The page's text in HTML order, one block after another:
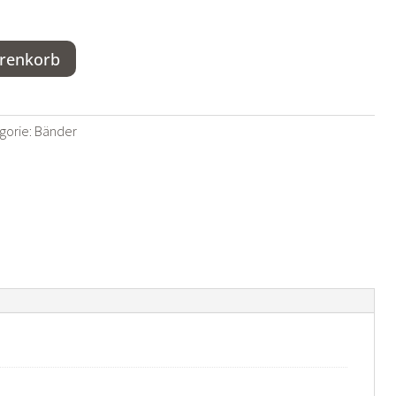
Bänder